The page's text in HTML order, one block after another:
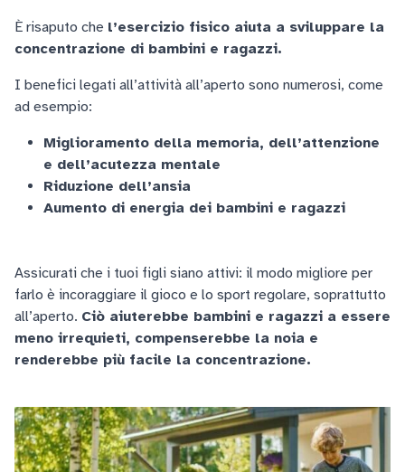
È risaputo che l’esercizio fisico aiuta a sviluppare la
concentrazione di bambini e ragazzi.
I benefici legati all’attività all’aperto sono numerosi, come
ad esempio:
Miglioramento della memoria, dell’attenzione
e dell’acutezza mentale
Riduzione dell’ansia
Aumento di energia dei bambini e ragazzi
Assicurati che i tuoi figli siano attivi: il modo migliore per
farlo è incoraggiare il gioco e lo sport regolare, soprattutto
all’aperto. Ciò aiuterebbe bambini e ragazzi a essere
meno irrequieti, compenserebbe la noia e
renderebbe più facile la concentrazione.